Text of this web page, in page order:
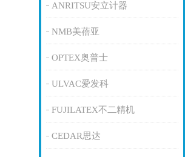
ANRITSU安立计器
NMB美蓓亚
OPTEX奥普士
ULVAC爱发科
FUJILATEX不二精机
CEDAR思达